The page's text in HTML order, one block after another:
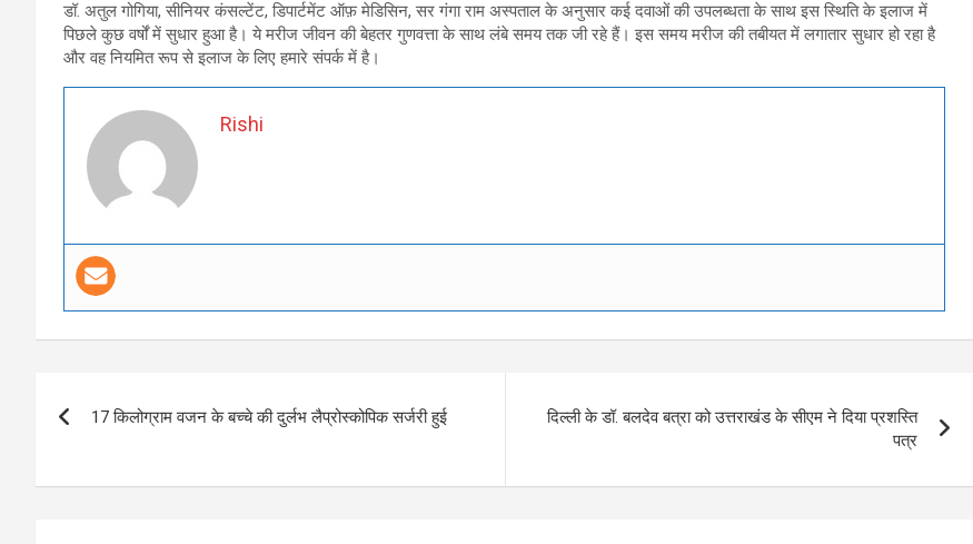
डॉ. अतुल गोगिया, सीनियर कंसल्टेंट, डिपार्टमेंट ऑफ़ मेडिसिन, सर गंगा राम अस्पताल के अनुसार कई दवाओं की उपलब्धता के साथ इस स्थिति के इलाज में
पिछले कुछ वर्षों में सुधार हुआ है। ये मरीज जीवन की बेहतर गुणवत्ता के साथ लंबे समय तक जी रहे हैं। इस समय मरीज की तबीयत में लगातार सुधार हो रहा है
और वह नियमित रूप से इलाज के लिए हमारे संपर्क में है।
Rishi
navigation
17 किलोग्राम वजन के बच्चे की दुर्लभ लैप्रोस्कोपिक सर्जरी हुई
दिल्ली के डॉ. बलदेव बत्रा को उत्तराखंड के सीएम ने दिया प्रशस्ति
पत्र